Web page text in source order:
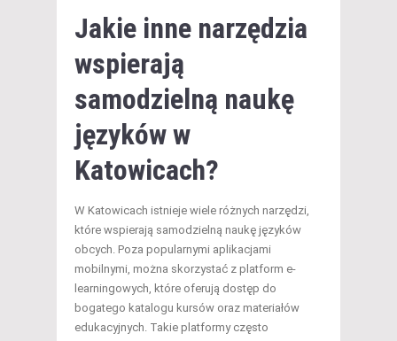
Jakie inne narzędzia
wspierają
samodzielną naukę
języków w
Katowicach?
W Katowicach istnieje wiele różnych narzędzi,
które wspierają samodzielną naukę języków
obcych. Poza popularnymi aplikacjami
mobilnymi, można skorzystać z platform e-
learningowych, które oferują dostęp do
bogatego katalogu kursów oraz materiałów
edukacyjnych. Takie platformy często